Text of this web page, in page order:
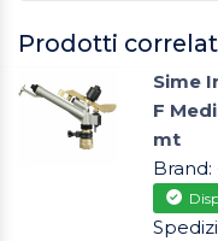
Prodotti
Sime
F
mt